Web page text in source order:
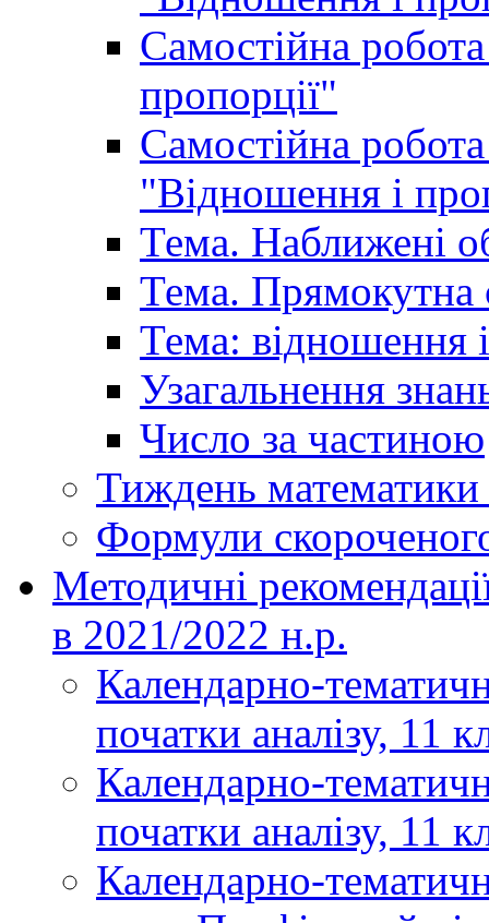
Самостійна
пропорції"
Самостійна
"Відношення і
Тема. Наближені
Тема. Прямокутна
Тема: відношення
Узагальнення
Число за частиною
Тиждень математики
Формули
Методичні
в 2021/2022 н.р.
Календарно-
початки аналізу, 11
Календарно-
початки аналізу, 11
Календарно-